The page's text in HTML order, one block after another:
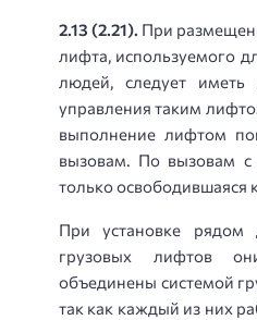
2.13 (2.21). При
лифта, используемого
людей, следует иметь
управления таким
выполнение лифтом
вызовам. По вызовам
только освободившаяся
При установке рядом
грузовых лифтов
объединены системой
так как каждый из них